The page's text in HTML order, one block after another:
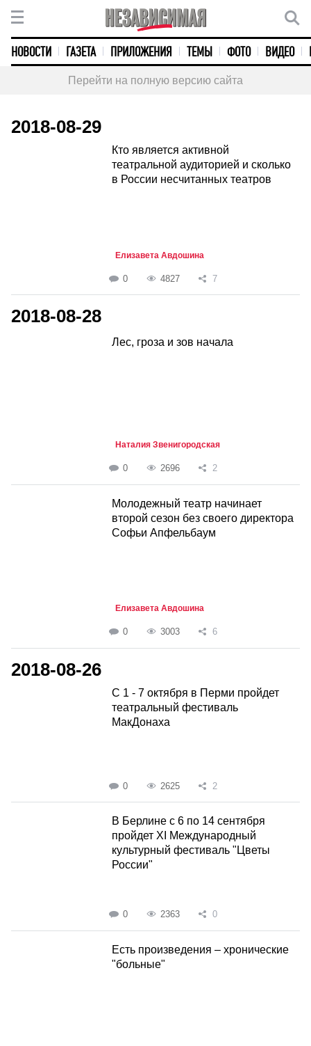
НОВОСТИ ГАЗЕТА ПРИЛОЖЕНИЯ ТЕМЫ ФОТО ВИДЕО
Перейти на полную версию сайта
2018-08-29
Кто является активной
театральной аудиторией и сколько
в России несчитанных театров
Елизавета Авдошина
0 4827 7
2018-08-28
Лес, гроза и зов начала
Наталия Звенигородская
0 2696 2
Молодежный театр начинает
второй сезон без своего директора
Софьи Апфельбаум
Елизавета Авдошина
0 3003 6
2018-08-26
С 1 - 7 октября в Перми пройдет
театральный фестиваль
МакДонаха
0 2625 2
В Берлине с 6 по 14 сентября
пройдет XI Международный
культурный фестиваль "Цветы
России"
0 2363 0
Есть произведения – хронические
"больные"